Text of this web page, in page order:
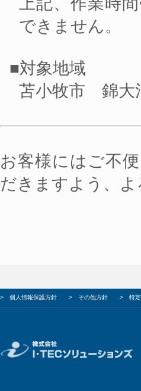
できません。
■対象地域
苫小牧市 錦大
お客様にはご不
だきますよう、
> 個人情報保護方針 > その他方針 > 特